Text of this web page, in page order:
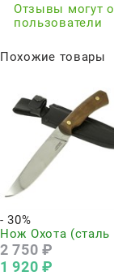
Отзывы могут
пользователи
Похожие товары
- 30%
Нож Охота (сталь
2 750 ₽
1 920 ₽